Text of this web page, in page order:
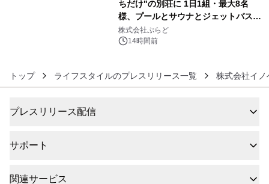
ちだけ"の別荘に 1日1組・最大8名
様、プールとサウナとジェットバス付
きで Villa Mon Temps AWAJIの連泊
素泊りプラン
株式会社ぷらど
14時間前
トップ ライフスタイルのプレスリリース一覧 株式会社イ
プレスリリース配信
サポート
関連サービス